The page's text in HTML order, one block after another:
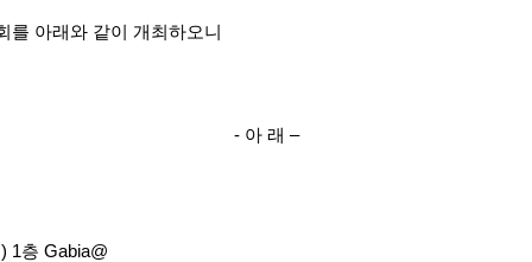
를 아래와 같이 개최하오니
- 아 래 –
) 1층 Gabia@